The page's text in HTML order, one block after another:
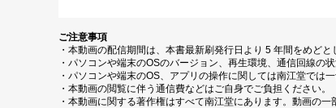
ご注意事項
・本動画の配信期間は、本書最新刷発行日より 5 年間をめど
・パソコンや端末のOSのバージョン、再生環境、通信回線の
・パソコンや端末のOS、アプリの操作に関しては南江堂では
・本動画の閲覧に伴う通信費などはご自身でご負担ください。
・本動画に関する著作権はすべて南江堂にあります。動画の